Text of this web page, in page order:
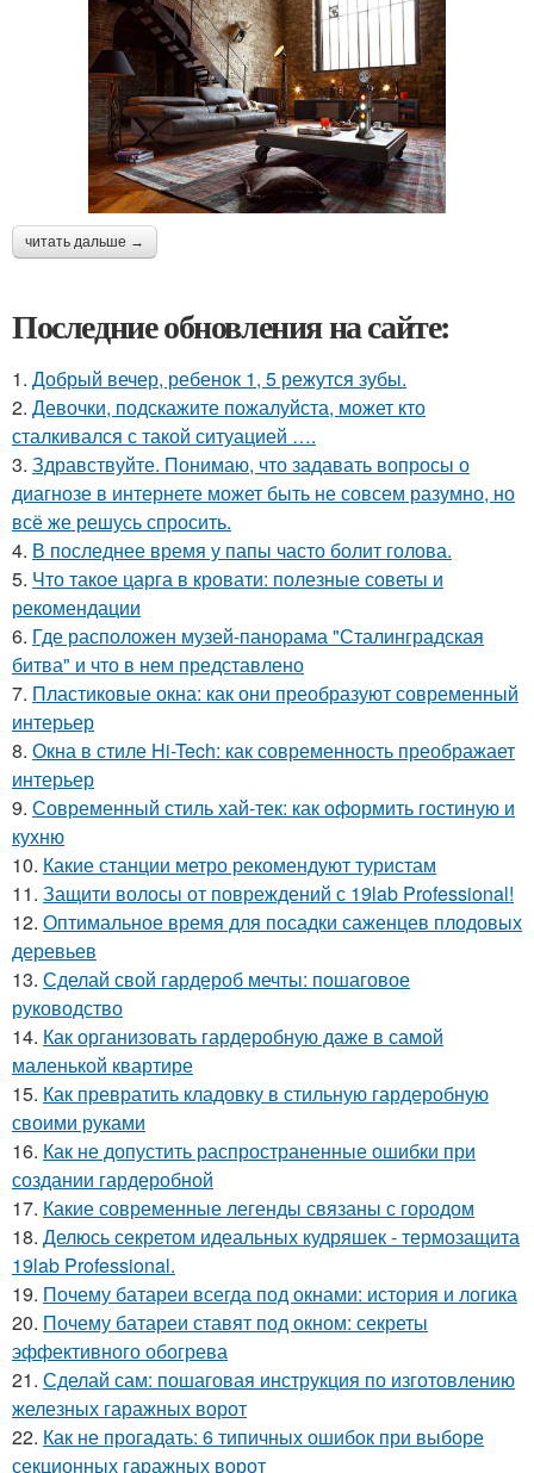
читать дальше →
Последние обновления на сайте:
1. Добрый вечер, ребенок 1, 5 режутся зубы.
2. Девочки, подскажите пожалуйста, может кто
сталкивался с такой ситуацией ….
3. Здравствуйте. Понимаю, что задавать вопросы о
диагнозе в интернете может быть не совсем разумно, но
всё же решусь спросить.
4. В последнее время у папы часто болит голова.
5. Что такое царга в кровати: полезные советы и
рекомендации
6. Где расположен музей-панорама "Сталинградская
битва" и что в нем представлено
7. Пластиковые окна: как они преобразуют современный
интерьер
8. Окна в стиле Hi-Tech: как современность преображает
интерьер
9. Современный стиль хай-тек: как оформить гостиную и
кухню
10. Какие станции метро рекомендуют туристам
11. Защити волосы от повреждений с 19lab Professional!
12. Оптимальное время для посадки саженцев плодовых
деревьев
13. Сделай свой гардероб мечты: пошаговое
руководство
14. Как организовать гардеробную даже в самой
маленькой квартире
15. Как превратить кладовку в стильную гардеробную
своими руками
16. Как не допустить распространенные ошибки при
создании гардеробной
17. Какие современные легенды связаны с городом
18. Делюсь секретом идеальных кудряшек - термозащита
19lab Professional.
19. Почему батареи всегда под окнами: история и логика
20. Почему батареи ставят под окном: секреты
эффективного обогрева
21. Сделай сам: пошаговая инструкция по изготовлению
железных гаражных ворот
22. Как не прогадать: 6 типичных ошибок при выборе
секционных гаражных ворот